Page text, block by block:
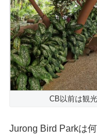
CB以前は観
Jurong Bird Parkは